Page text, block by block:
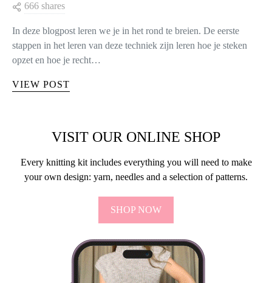
666 shares
In deze blogpost leren we je in het rond te breien. De eerste
stappen in het leren van deze techniek zijn leren hoe je steken
opzet en hoe je recht…
VIEW POST
VISIT OUR ONLINE SHOP
Every knitting kit includes everything you will need to make
your own design: yarn, needles and a selection of patterns.
SHOP NOW